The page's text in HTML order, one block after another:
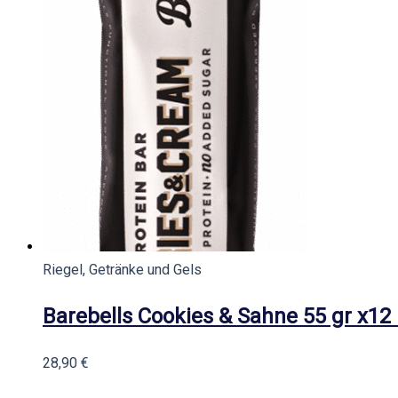
Riegel, Getränke und Gels
Barebells Cookies & Sahne 55 gr x12
28,90 €